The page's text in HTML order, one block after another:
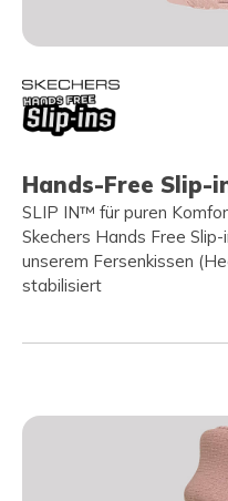
Hands-Free Slip-
SLIP IN™ für puren
Skechers Hands Free
unserem Fersenkissen
stabilisiert